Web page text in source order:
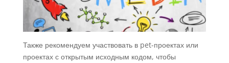
Также рекомендуем участвовать в pet-проектах или
проектах с открытым исходным кодом, чтобы